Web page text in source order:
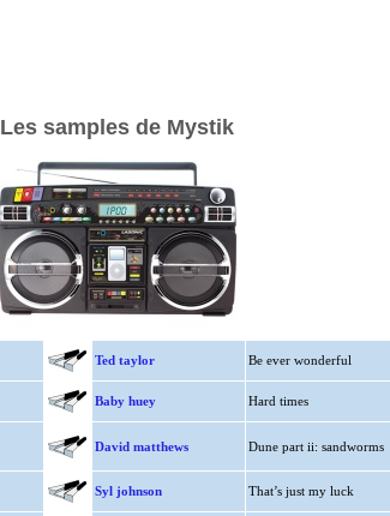
Les samples de Mystik
Ted taylor Be ever wonderful
Baby huey Hard times
David matthews Dune part ii: sandworms
Syl johnson That’s just my luck